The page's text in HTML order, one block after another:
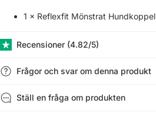
1 × Reflexfit Mönstrat Hundkoppel
Recensioner (​4.82/5)
Frågor och svar om denna produkt
Ställ en fråga om produkten